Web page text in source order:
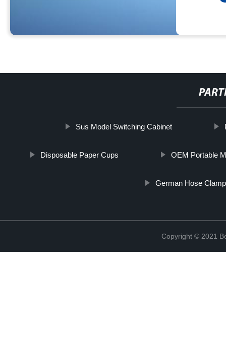
Sus Model Switching Cabinet
Disposable Paper Cups OEM Portable
German Hose
Copyright © 2021